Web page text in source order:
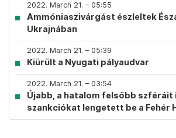
2022. March 21. – 05:55
Ammóniaszivárgást észleltek
Ukrajnában
2022. March 21. – 05:39
Kiürült a Nyugati pályaudvar
2022. March 21. – 03:54
Újabb, a hatalom felsőbb szféráit
szankciókat lengetett be a Fehér